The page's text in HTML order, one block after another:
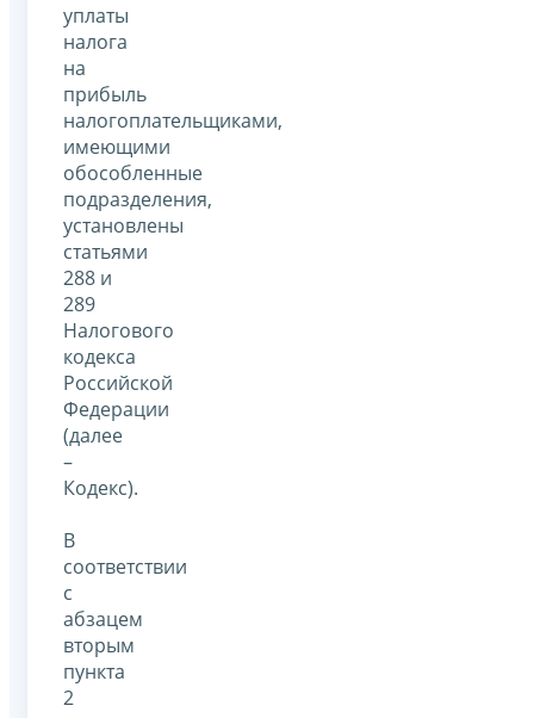
уплаты
налога
на
прибыль
налогоплательщиками,
имеющими
обособленные
подразделения,
установлены
статьями
288 и
289
Налогового
кодекса
Российской
Федерации
(далее
–
Кодекс).
В
соответствии
с
абзацем
вторым
пункта
2